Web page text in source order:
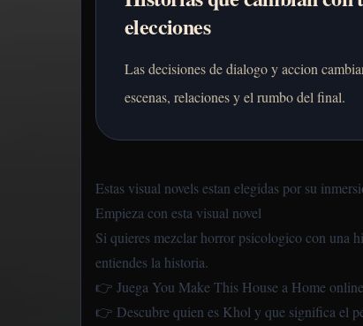
elecciones
Las decisiones de dialogo y accion
escenas, relaciones y el rumbo del final.
Estas visual novels estan elegidas por su
Empieza con esta visual novel
Si quieres mezclar horror psicologico con una
entiendes la historia.
👉 Juega You Make This House a Home online
👉 Descubre quien es Khol y que significa el